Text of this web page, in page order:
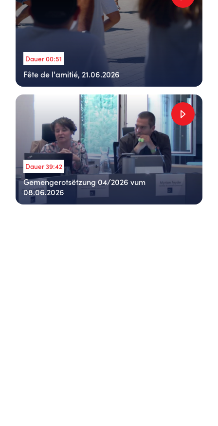
Dauer 00:51
Fête de l'amitié, 21.06.2026
Dauer 39:42
Gemengerotsëtzung 04/2026 vum
08.06.2026